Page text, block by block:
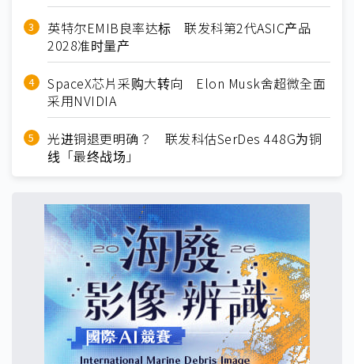
英特尔EMIB良率达标 联发科第2代ASIC产品
2028准时量产
SpaceX芯片采购大转向 Elon Musk舍超微全面
采用NVIDIA
光进铜退更明确？ 联发科估SerDes 448G为铜
线「最终战场」